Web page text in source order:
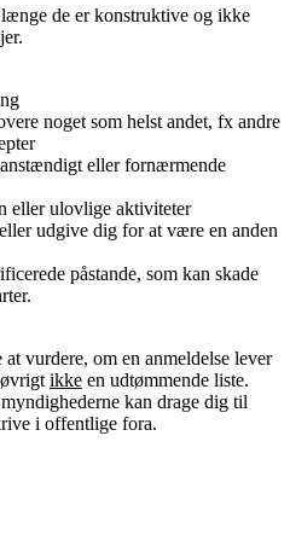
de er konstruktive og ikke
noget som helst andet, fx andre
eller fornærmende
eller ulovlige aktiviteter
udgive dig for at være en anden
påstande, som kan skade
vurdere, om en anmeldelse lever
ikke en udtømmende liste.
kan drage dig til
i offentlige fora.